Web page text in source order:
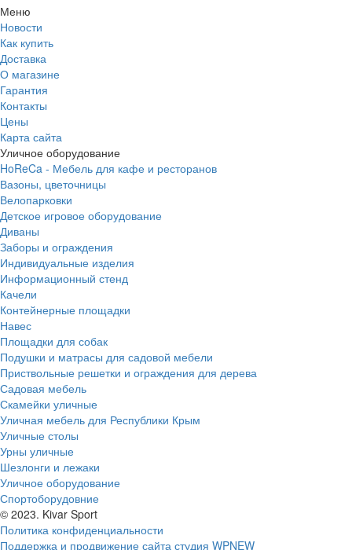
Меню
Новости
Как купить
Доставка
О магазине
Гарантия
Контакты
Цены
Карта сайта
Уличное оборудование
HoReCa - Мебель для кафе и ресторанов
Вазоны, цветочницы
Велопарковки
Детское игровое оборудование
Диваны
Заборы и ограждения
Индивидуальные изделия
Информационный стенд
Качели
Контейнерные площадки
Навес
Площадки для собак
Подушки и матрасы для садовой мебели
Приствольные решетки и ограждения для дерева
Садовая мебель
Скамейки уличные
Уличная мебель для Республики Крым
Уличные столы
Урны уличные
Шезлонги и лежаки
Уличное оборудование
Спортоборудовние
© 2023. Kivar Sport
Политика конфиденциальности
Поддержка и продвижение сайта студия WPNEW